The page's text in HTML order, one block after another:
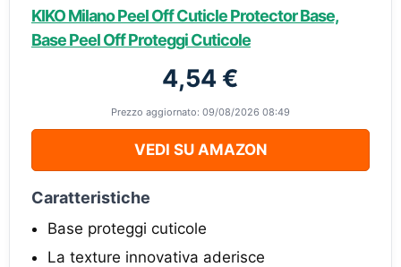
KIKO Milano Peel Off Cuticle Protector Base,
Base Peel Off Proteggi Cuticole
4,54 €
Prezzo aggiornato: 09/08/2026 08:49
VEDI SU AMAZON
Caratteristiche
Base proteggi cuticole
La texture innovativa aderisce